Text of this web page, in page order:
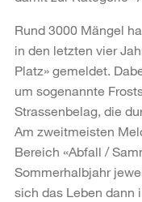
Rund 3000 Mängel
in den letzten vier
Platz» gemeldet.
um sogenannte
Strassenbelag, die
Am zweitmeisten
Bereich «Abfall /
Sommerhalbjahr
sich das Leben dann